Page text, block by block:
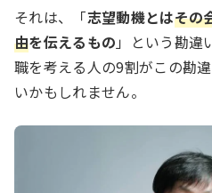
それは、「志望動機とはその
由を伝えるもの 」という勘違
職を考える人の9割がこの勘
いかもしれません。